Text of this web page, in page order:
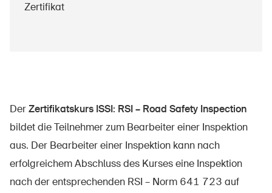
Zertifikat
DerZertifikatskurs ISSI: RSI – Road Safety Inspection
bildet die Teilnehmer zum Bearbeiter einer Inspektion
aus. Der Bearbeiter einer Inspektion kann nach
erfolgreichem Abschluss des Kurses eine Inspektion
nach der entsprechenden RSI – Norm 641 723 auf